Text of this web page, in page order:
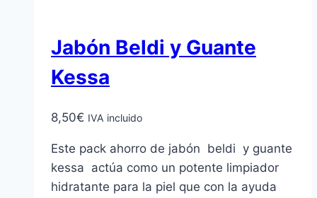
Jabón Beldi y Guante
Kessa
8,50€ IVA incluido
Este pack ahorro de jabón beldi y guante
kessa actúa como un potente limpiador
hidratante para la piel que con la ayuda